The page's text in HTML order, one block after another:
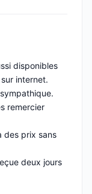
disponibles
internet.
remercier
des prix sans
deux jours